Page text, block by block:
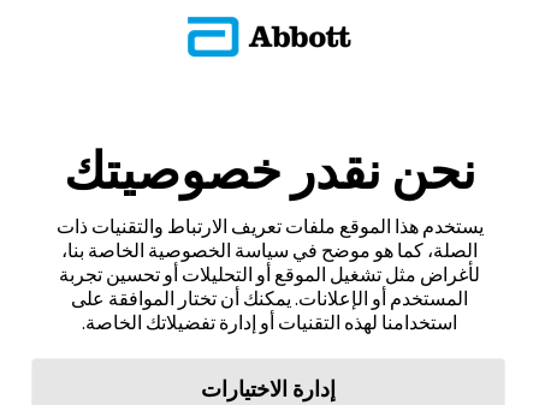
نحن نقدر خصوصيتك
يستخدم هذا الموقع ملفات تعريف الارتباط والتقنيات ذات
الصلة، كما هو موضح في سياسة الخصوصية الخاصة بنا،
لأغراض مثل تشغيل الموقع أو التحليلات أو تحسين تجربة
المستخدم أو الإعلانات. يمكنك أن تختار الموافقة على
استخدامنا لهذه التقنيات أو إدارة تفضيلاتك الخاصة.
إدارة الاختيارات